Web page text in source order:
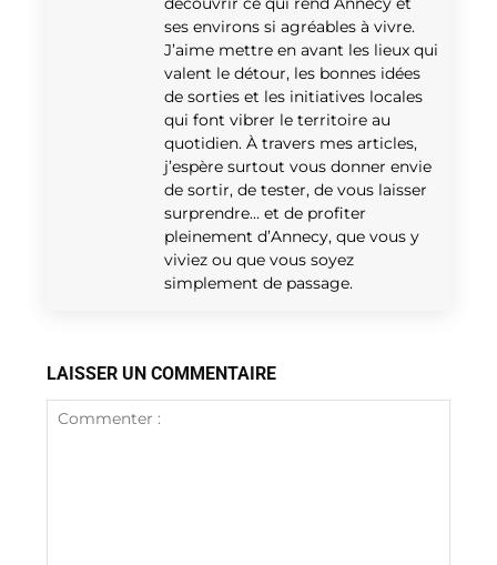
ses environs si agréables à vivre.
J’aime mettre en avant les lieux qui
valent le détour, les bonnes idées
de sorties et les initiatives locales
qui font vibrer le territoire au
quotidien. À travers mes articles,
j’espère surtout vous donner envie
de sortir, de tester, de vous laisser
surprendre… et de profiter
pleinement d’Annecy, que vous y
viviez ou que vous soyez
simplement de passage.
LAISSER UN COMMENTAIRE